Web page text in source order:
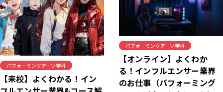
パフォーミングアーツ学科
【来校】よくわかる！イン
パフォーミングアーツ学科
【オンライン】よくわか
る！インフルエンサー業界
のお仕事（パフォーミング